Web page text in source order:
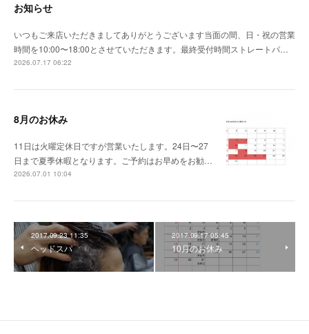
お知らせ
いつもご来店いただきましてありがとうございます当面の間、日・祝の営業
時間を10:00〜18:00とさせていただきます。最終受付時間ストレートパ…
2026.07.17 06:22
8月のお休み
11日は火曜定休日ですが営業いたします。24日〜27
日まで夏季休暇となります。ご予約はお早めをお勧…
2026.07.01 10:04
2017.09.23 11:35
ヘッドスパ
2017.09.17 05:45
10月のお休み